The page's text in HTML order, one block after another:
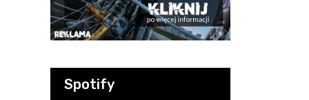
Spotify